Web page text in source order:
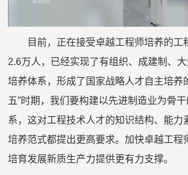
目前，正在接受卓越工程师培养的工
2.6万人，已经实现了有组织、成建制、
培养体系，形成了国家战略人才自主培养
五”时期，我们要构建以先进制造业为骨
系，这对工程技术人才的知识结构、能力
培养范式都提出更高要求。加快卓越工程
培育发展新质生产力提供更有力支撑。